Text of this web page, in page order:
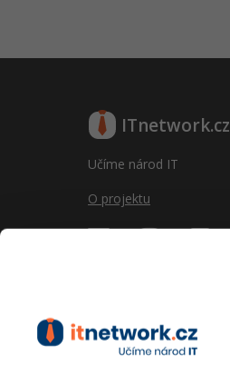
ITnetwork.cz
Učíme národ IT
O projektu